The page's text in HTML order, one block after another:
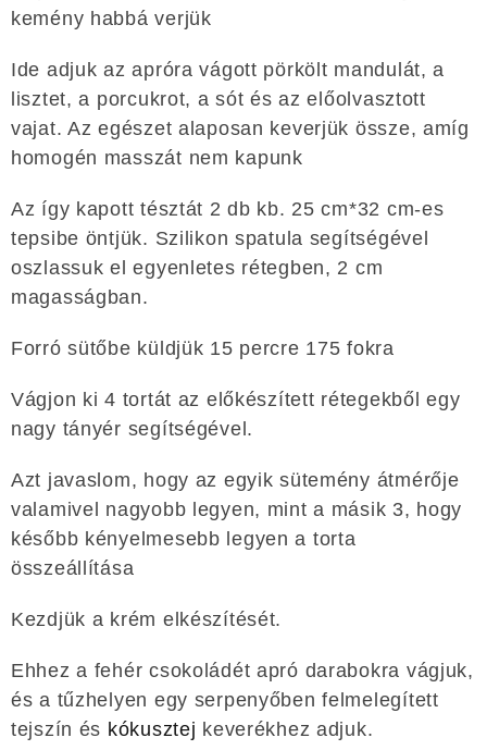
kemény habbá verjük
Ide adjuk az apróra vágott pörkölt mandulát, a
lisztet, a porcukrot, a sót és az előolvasztott
vajat. Az egészet alaposan keverjük össze, amíg
homogén masszát nem kapunk
Az így kapott tésztát 2 db kb. 25 cm*32 cm-es
tepsibe öntjük. Szilikon spatula segítségével
oszlassuk el egyenletes rétegben, 2 cm
magasságban.
Forró sütőbe küldjük 15 percre 175 fokra
Vágjon ki 4 tortát az előkészített rétegekből egy
nagy tányér segítségével.
Azt javaslom, hogy az egyik sütemény átmérője
valamivel nagyobb legyen, mint a másik 3, hogy
később kényelmesebb legyen a torta
összeállítása
Kezdjük a krém elkészítését.
Ehhez a fehér csokoládét apró darabokra vágjuk,
és a tűzhelyen egy serpenyőben felmelegített
tejszín és kókusztej keverékhez adjuk.